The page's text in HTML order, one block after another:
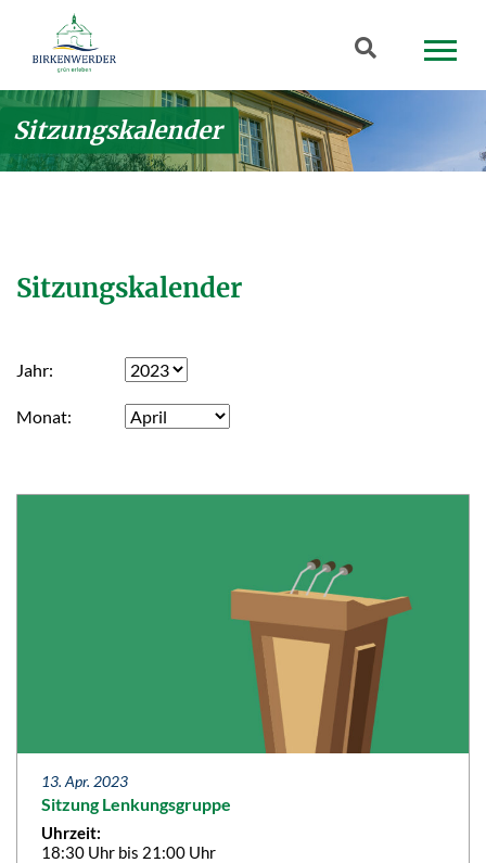
Zum Hauptinhalt springen
Suchbegriff
Sitzungskalender
Sitzungskalender
Jahr
Monat
13. Apr. 2023
Sitzung Lenkungsgruppe
Uhrzeit:
18:30 Uhr bis 21:00 Uhr